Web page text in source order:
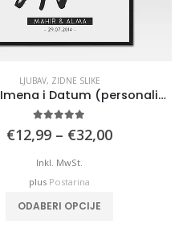
LJUBAV, ZIDNE SLIKE
Ljubav – Imena i Datum (personalizirani motiv)
€12,99 – €32,00Price
Inkl. MwSt.
plus Postarina
ODABERI OPCIJE